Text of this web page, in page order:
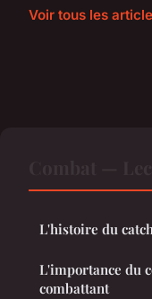
Voir tous les
L'histoire du
L'importance du
combattant